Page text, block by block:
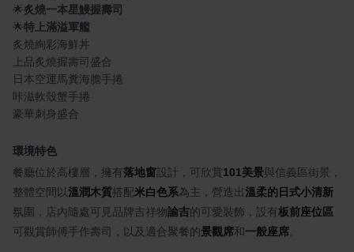
🌟炙燒一本星鰻握壽司
🌟特上滿溢軍艦
炙燒絢彩海鮮丼
上品炙燒握壽司盛合
日本空運馬糞海膽手捲
咔滋軟殼蟹手捲
豪華刺身盛合
環境特色
餐廳位於高樓層，擁有落地窗設計，可欣賞101美景與信義區街景，
整體空間以溫潤木質搭配米白色系為主，營造出溫柔的日式小清新
氛圍，店內隨處可見品牌吉祥物諭吉的可愛裝飾，設有板前座位區
可觀賞師傅手作壽司，以及適合聚餐的景觀席和一般座席